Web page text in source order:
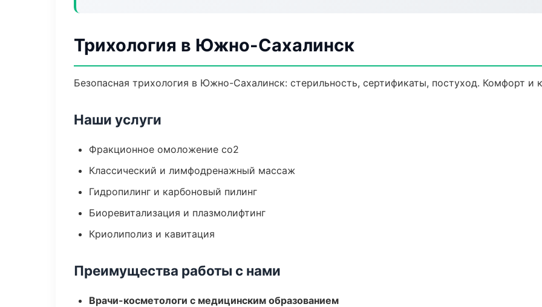
Трихология в Южно-Сахалинск
Безопасная трихология в Южно-Сахалинск: стерильность, сертификаты, постуход. Комфорт и
Наши услуги
Фракционное омоложение co2
Классический и лимфодренажный массаж
Гидропилинг и карбоновый пилинг
Биоревитализация и плазмолифтинг
Криолиполиз и кавитация
Преимущества работы с нами
Врачи-косметологи с медицинским образованием